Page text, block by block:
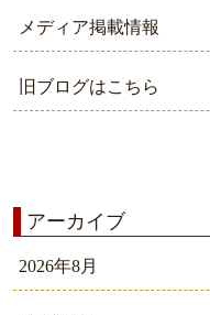
メディア掲載情報
旧ブログはこちら
アーカイブ
2026年8月